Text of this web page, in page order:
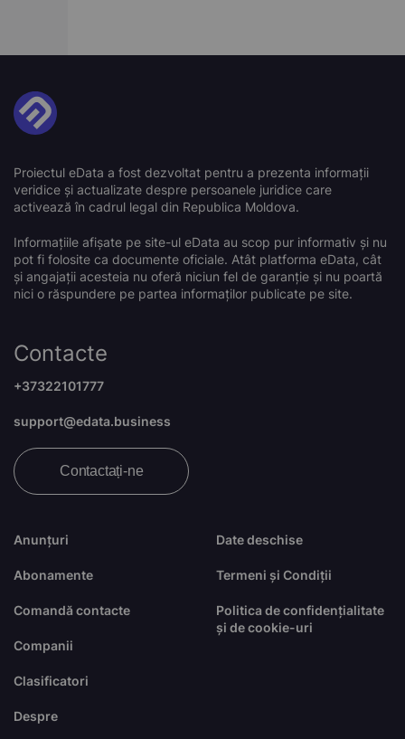
Proiectul eData a fost dezvoltat pentru a prezenta informații
veridice și actualizate despre persoanele juridice care
activează în cadrul legal din Republica Moldova.
Informațiile afișate pe site-ul eData au scop pur informativ și nu
pot fi folosite ca documente oficiale. Atât platforma eData, cât
și angajații acesteia nu oferă niciun fel de garanție și nu poartă
nici o răspundere pe partea informaților publicate pe site.
Anunțuri
Abonamente
Comandă contacte
Companii
Clasificatori
Despre
Date deschise
Termeni și Condiții
Politica de confidențialitate
și de cookie-uri
Contacte
+37322101777
support@edata.business
Contactați-ne